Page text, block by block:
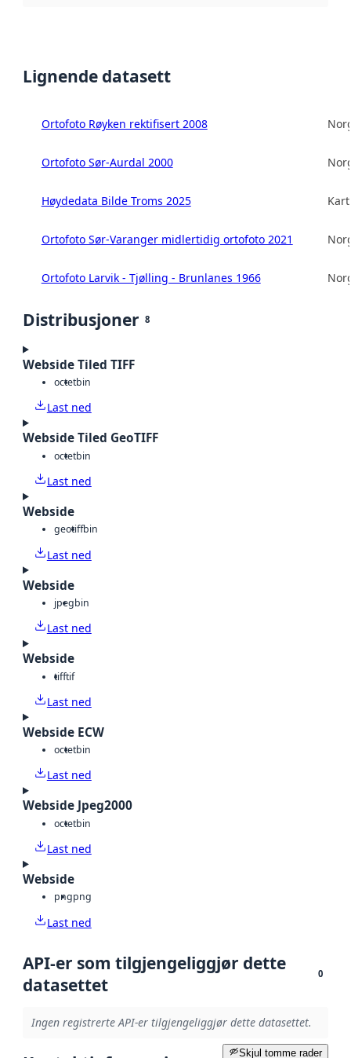
Lignende datasett
Ortofoto Røyken rektifisert 2008
Ortofoto Sør-Aurdal 2000
Høydedata Bilde Troms 2025
Ortofoto Sør-Varanger midlertidig ortofoto 2021
Ortofoto Larvik - Tjølling - Brunlanes 1966
Distribusjoner 8
Webside Tiled TIFF
octetbin
Last ned
Webside Tiled GeoTIFF
octetbin
Last ned
Webside
geotiffbin
Last ned
Webside
jpegbin
Last ned
Webside
tifftif
Last ned
Webside ECW
octetbin
Last ned
Webside Jpeg2000
octetbin
Last ned
Webside
pngpng
Last ned
API-er som tilgjengeliggjør dette
datasettet
0
Ingen registrerte API-er tilgjengeliggjør dette datasettet.
Skjul tomme rader